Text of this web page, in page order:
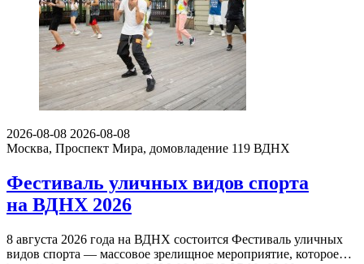
2026-08-08 2026-08-08
Москва, Проспект Мира, домовладение 119 ВДНХ
Фестиваль уличных видов спорта
на ВДНХ 2026
8 августа 2026 года на ВДНХ состоится Фестиваль уличных
видов спорта — массовое зрелищное мероприятие, которое…